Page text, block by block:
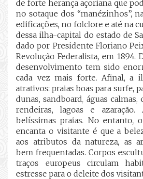
de forte herança açoriana que
no sotaque dos “manézinhos”,
edificações, no folclore e até na
dessa ilha-capital do estado de
dado por Presidente Floriano
Revolução Federalista, em 1894.
desenvolvimento tem sido
cada vez mais forte. Afinal, a
atrativos: praias boas para surfe,
dunas, sandboard, águas calmas,
rendeiras, lagoas e
belíssimas praias. No entanto,
encanta o visitante é que a
aos atributos da natureza, as
bem frequentadas. Corpos
traços europeus circulam
estresse para o deleite dos